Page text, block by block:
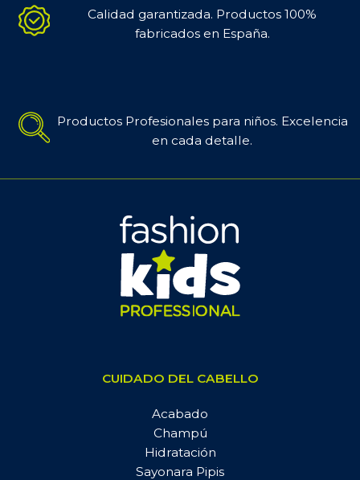
Calidad garantizada. Productos 100%
fabricados en España.
Productos Profesionales para niños. Excelencia
en cada detalle.
CUIDADO DEL CABELLO
Acabado
Champú
Hidratación
Sayonara Pipis